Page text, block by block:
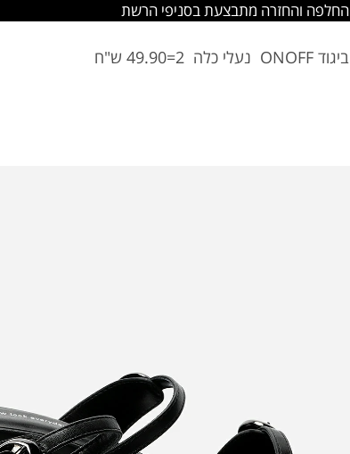
החלפה והחזרה מתבצעת בסניפי הרשת
ביגוד ONOFF נעלי כלה 2=49.90 ש"ח